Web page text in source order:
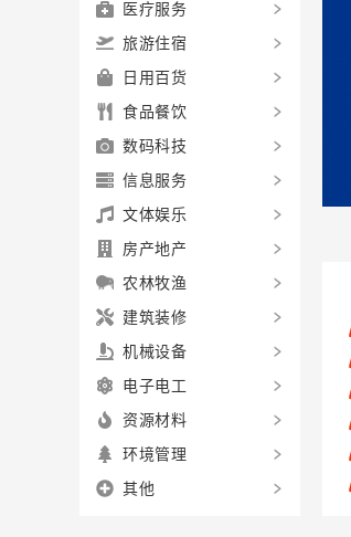
医疗服务
旅游住宿
日用百货
食品餐饮
数码科技
信息服务
文体娱乐
房产地产
农林牧渔
建筑装修
机械设备
电子电工
资源材料
环境管理
其他